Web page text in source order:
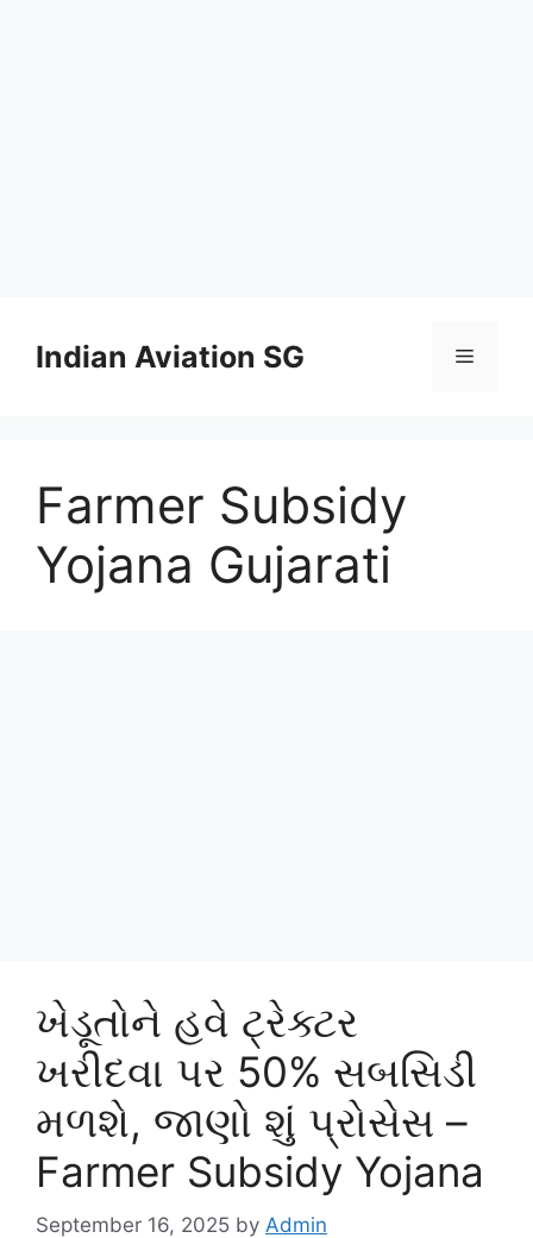
contentIndian Aviation SG Menu
Farmer Subsidy
Yojana Gujarati
ખેડૂતોને હવે ટ્રેક્ટર
ખરીદવા પર 50% સબસિડી
મળશે, જાણો શું પ્રોસેસ –
Farmer Subsidy Yojana
September 16, 2025 by Admin